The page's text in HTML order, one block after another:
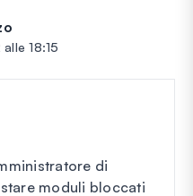
18:15
di
moduli bloccati